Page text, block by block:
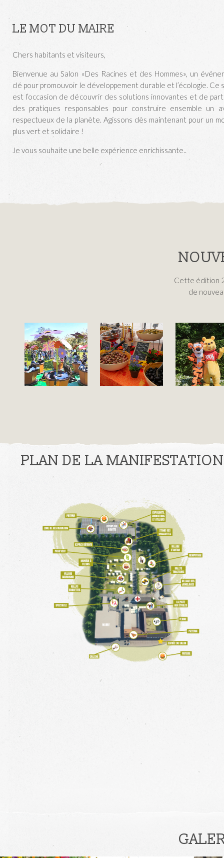
LE MOT DU MAIRE
Chers habitants et visiteurs,
Bienvenue au Salon «Des Racines et des Hommes», un
clé pour promouvoir le développement durable et l’écologie. Ce
est l’occasion de découvrir des solutions innovantes et de
des pratiques responsables pour construire ensemble un
respectueux de la planète. Agissons dès maintenant pour un
plus vert et solidaire !
Je vous souhaite une belle expérience enrichissante..
Cette édition
de
PLAN DE LA MANIFESTATION